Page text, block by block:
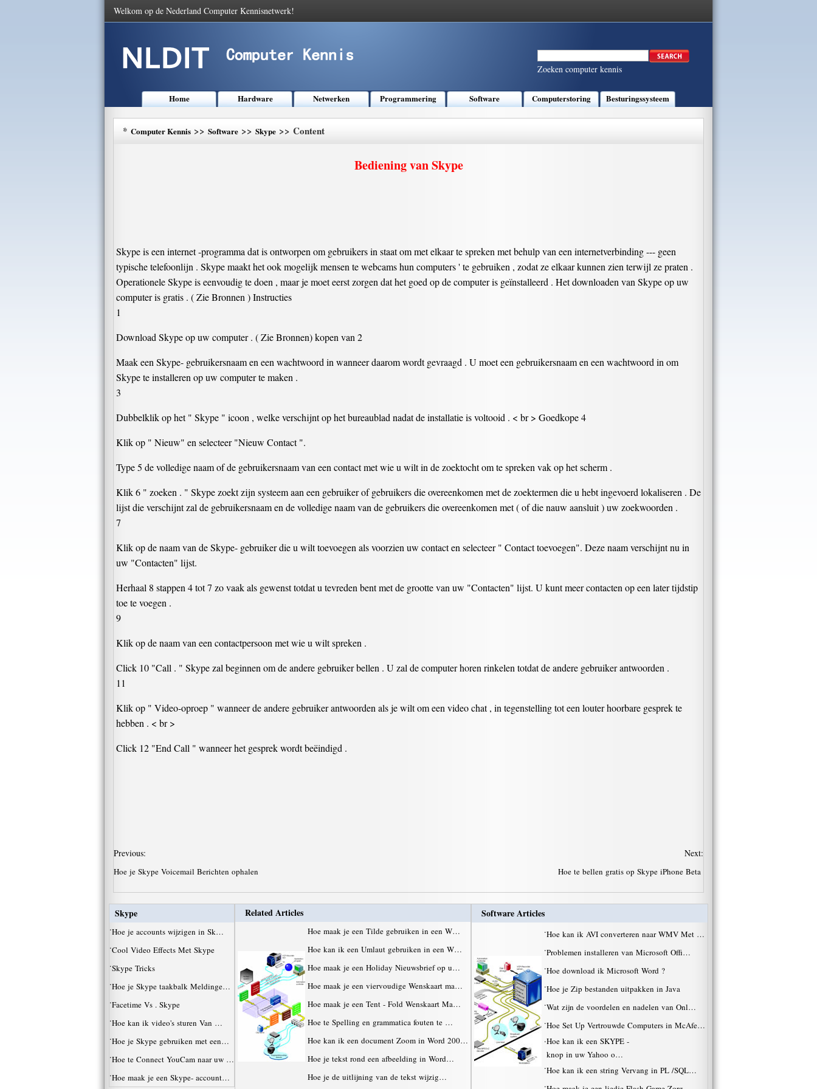
Welkom op de Nederland Computer Kennisnetwerk!
Zoeken computer kennis
Home Hardware Netwerken Programmering Software Computerstoring Besturingssysteem
* Computer Kennis >> Software >> Skype >> Content
Bediening van Skype
Skype is een internet -programma dat is ontworpen om gebruikers in staat om met elkaar te spreken met behulp van een internetverbinding --- geen
typische telefoonlijn . Skype maakt het ook mogelijk mensen te webcams hun computers ' te gebruiken , zodat ze elkaar kunnen zien terwijl ze praten .
Operationele Skype is eenvoudig te doen , maar je moet eerst zorgen dat het goed op de computer is geïnstalleerd . Het downloaden van Skype op uw
computer is gratis . ( Zie Bronnen ) Instructies
1
Download Skype op uw computer . ( Zie Bronnen) kopen van 2
Maak een Skype- gebruikersnaam en een wachtwoord in wanneer daarom wordt gevraagd . U moet een gebruikersnaam en een wachtwoord in om
Skype te installeren op uw computer te maken .
3
Dubbelklik op het " Skype " icoon , welke verschijnt op het bureaublad nadat de installatie is voltooid . < br > Goedkope 4
Klik op " Nieuw" en selecteer "Nieuw Contact ".
Type 5 de volledige naam of de gebruikersnaam van een contact met wie u wilt in de zoektocht om te spreken vak op het scherm .
Klik 6 " zoeken . " Skype zoekt zijn systeem aan een gebruiker of gebruikers die overeenkomen met de zoektermen die u hebt ingevoerd lokaliseren . De
lijst die verschijnt zal de gebruikersnaam en de volledige naam van de gebruikers die overeenkomen met ( of die nauw aansluit ) uw zoekwoorden .
7
Klik op de naam van de Skype- gebruiker die u wilt toevoegen als voorzien uw contact en selecteer " Contact toevoegen". Deze naam verschijnt nu in
uw "Contacten" lijst.
Herhaal 8 stappen 4 tot 7 zo vaak als gewenst totdat u tevreden bent met de grootte van uw "Contacten" lijst. U kunt meer contacten op een later tijdstip
toe te voegen .
9
Klik op de naam van een contactpersoon met wie u wilt spreken .
Click 10 "Call . " Skype zal beginnen om de andere gebruiker bellen . U zal de computer horen rinkelen totdat de andere gebruiker antwoorden .
11
Klik op " Video-oproep " wanneer de andere gebruiker antwoorden als je wilt om een video chat , in tegenstelling tot een louter hoorbare gesprek te
hebben . < br >
Click 12 "End Call " wanneer het gesprek wordt beëindigd .
Previous:
Hoe je Skype Voicemail Berichten ophalen
Next:
Hoe te bellen gratis op Skype iPhone Beta
Skype
·Hoe je accounts wijzigen in Sk…
·Cool Video Effects Met Skype
·Skype Tricks
·Hoe je Skype taakbalk Meldinge…
·Facetime Vs . Skype
·Hoe kan ik video's sturen Van …
·Hoe je Skype gebruiken met een…
·Hoe te Connect YouCam naar uw …
·Hoe maak je een Skype- account…
Related Articles
Hoe maak je een Tilde gebruiken in een W…
Hoe kan ik een Umlaut gebruiken in een W…
Hoe maak je een Holiday Nieuwsbrief op u…
Hoe maak je een viervoudige Wenskaart ma…
Hoe maak je een Tent - Fold Wenskaart Ma…
Hoe te Spelling en grammatica fouten te …
Hoe kan ik een document Zoom in Word 200…
Hoe je tekst rond een afbeelding in Word…
Hoe je de uitlijning van de tekst wijzig…
Software Articles
·Hoe kan ik AVI converteren naar WMV Met …
·Problemen installeren van Microsoft Offi…
·Hoe download ik Microsoft Word ?
·Hoe je Zip bestanden uitpakken in Java
·Wat zijn de voordelen en nadelen van Onl…
·Hoe Set Up Vertrouwde Computers in McAfe…
·Hoe kan ik een SKYPE -
knop in uw Yahoo o…
·Hoe kan ik een string Vervang in PL /SQL…
·